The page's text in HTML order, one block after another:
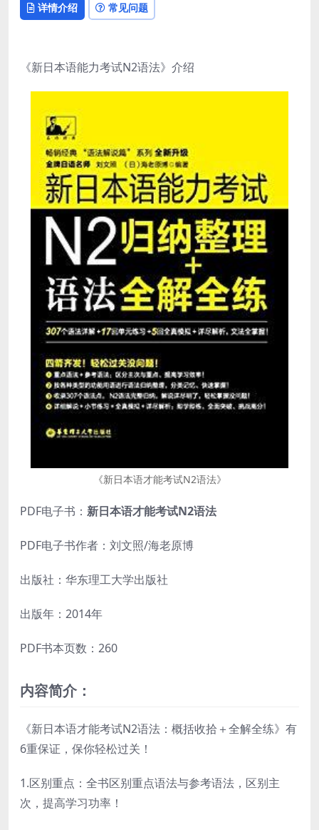
详情介绍 常见问题
《新日本语能力考试N2语法》介绍
《新日本语才能考试N2语法》
PDF电子书： 新日本语才能考试N2语法
PDF电子书作者：刘文照/海老原博
出版社：华东理工大学出版社
出版年：2014年
PDF书本页数：260
内容简介：
《新日本语才能考试N2语法：概括收拾＋全解全练》有
6重保证，保你轻松过关！
1.区别重点：全书区别重点语法与参考语法，区别主
次，提高学习功率！